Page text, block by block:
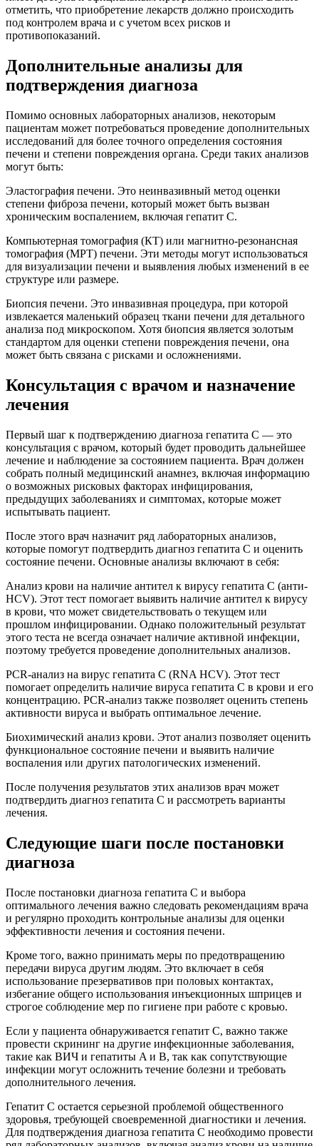
отметить, что приобретение лекарств должно происходить
под контролем врача и с учетом всех рисков и
противопоказаний.
Дополнительные анализы для
подтверждения диагноза
Помимо основных лабораторных анализов, некоторым
пациентам может потребоваться проведение дополнительных
исследований для более точного определения состояния
печени и степени повреждения органа. Среди таких анализов
могут быть:
Эластография печени. Это неинвазивный метод оценки
степени фиброза печени, который может быть вызван
хроническим воспалением, включая гепатит C.
Компьютерная томография (КТ) или магнитно-резонансная
томография (МРТ) печени. Эти методы могут использоваться
для визуализации печени и выявления любых изменений в ее
структуре или размере.
Биопсия печени. Это инвазивная процедура, при которой
извлекается маленький образец ткани печени для детального
анализа под микроскопом. Хотя биопсия является золотым
стандартом для оценки степени повреждения печени, она
может быть связана с рисками и осложнениями.
Консультация с врачом и назначение
лечения
Первый шаг к подтверждению диагноза гепатита C — это
консультация с врачом, который будет проводить дальнейшее
лечение и наблюдение за состоянием пациента. Врач должен
собрать полный медицинский анамнез, включая информацию
о возможных рисковых факторах инфицирования,
предыдущих заболеваниях и симптомах, которые может
испытывать пациент.
После этого врач назначит ряд лабораторных анализов,
которые помогут подтвердить диагноз гепатита C и оценить
состояние печени. Основные анализы включают в себя:
Анализ крови на наличие антител к вирусу гепатита C (анти-
HCV). Этот тест помогает выявить наличие антител к вирусу
в крови, что может свидетельствовать о текущем или
прошлом инфицировании. Однако положительный результат
этого теста не всегда означает наличие активной инфекции,
поэтому требуется проведение дополнительных анализов.
PCR-анализ на вирус гепатита C (RNA HCV). Этот тест
помогает определить наличие вируса гепатита C в крови и его
концентрацию. PCR-анализ также позволяет оценить степень
активности вируса и выбрать оптимальное лечение.
Биохимический анализ крови. Этот анализ позволяет оценить
функциональное состояние печени и выявить наличие
воспаления или других патологических изменений.
После получения результатов этих анализов врач может
подтвердить диагноз гепатита C и рассмотреть варианты
лечения.
Следующие шаги после постановки
диагноза
После постановки диагноза гепатита C и выбора
оптимального лечения важно следовать рекомендациям врача
и регулярно проходить контрольные анализы для оценки
эффективности лечения и состояния печени.
Кроме того, важно принимать меры по предотвращению
передачи вируса другим людям. Это включает в себя
использование презервативов при половых контактах,
избегание общего использования инъекционных шприцев и
строгое соблюдение мер по гигиене при работе с кровью.
Если у пациента обнаруживается гепатит C, важно также
провести скрининг на другие инфекционные заболевания,
такие как ВИЧ и гепатиты A и B, так как сопутствующие
инфекции могут осложнить течение болезни и требовать
дополнительного лечения.
Гепатит C остается серьезной проблемой общественного
здоровья, требующей своевременной диагностики и лечения.
Для подтверждения диагноза гепатита C необходимо провести